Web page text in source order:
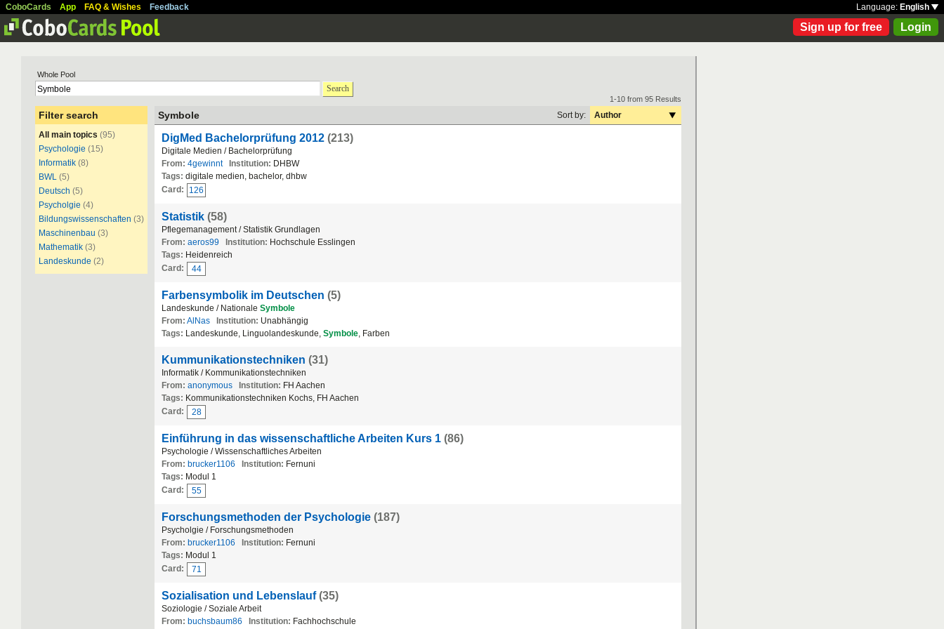
CoboCards App FAQ & Wishes Feedback Language: English
Sign up for free Login
Whole Pool
Search
Filter search
All main topics (95)
Psychologie (15)
Informatik (8)
BWL (5)
Deutsch (5)
Psycholgie (4)
Bildungswissenschaften (3)
Maschinenbau (3)
Mathematik (3)
Landeskunde (2)
1-10 from 95 Results
Symbole Sort by: Author
DigMed Bachelorprüfung 2012 (213)
Digitale Medien / Bachelorprüfung
From: 4gewinnt Institution: DHBW
Tags: digitale medien, bachelor, dhbw
Card:
126
Statistik (58)
Pflegemanagement / Statistik Grundlagen
From: aeros99 Institution: Hochschule Esslingen
Tags: Heidenreich
Card:
44
Farbensymbolik im Deutschen (5)
Landeskunde / Nationale Symbole
From: AlNas Institution: Unabhängig
Tags: Landeskunde, Linguolandeskunde, Symbole, Farben
Kummunikationstechniken (31)
Informatik / Kommunikationstechniken
From: anonymous Institution: FH Aachen
Tags: Kommunikationstechniken Kochs, FH Aachen
Card:
28
Einführung in das wissenschaftliche Arbeiten Kurs 1 (86)
Psychologie / Wissenschaftliches Arbeiten
From: brucker1106 Institution: Fernuni
Tags: Modul 1
Card:
55
Forschungsmethoden der Psychologie (187)
Psycholgie / Forschungsmethoden
From: brucker1106 Institution: Fernuni
Tags: Modul 1
Card:
71
Sozialisation und Lebenslauf (35)
Soziologie / Soziale Arbeit
From: buchsbaum86 Institution: Fachhochschule